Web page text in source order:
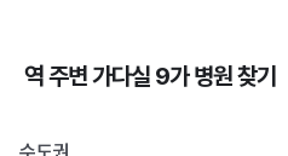
역 주변가다실 9가병원 찾기